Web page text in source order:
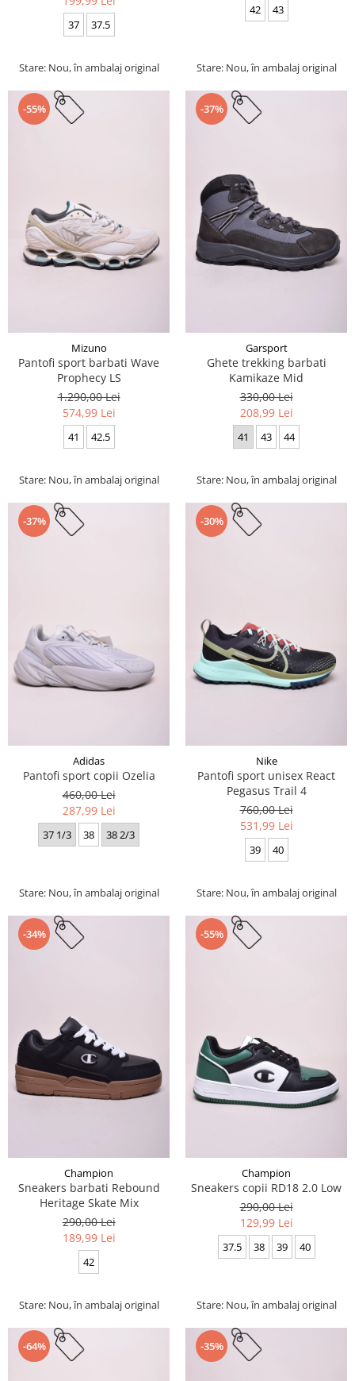
37 37.5
Stare: Nou, în ambalaj original
42 43
Stare: Nou, în ambalaj original
-55%
Mizuno
Pantofi sport barbati Wave
Prophecy LS
1.290,00 Lei
574,99 Lei
41 42.5
Stare: Nou, în ambalaj original
-37%
Garsport
Ghete trekking barbati
Kamikaze Mid
330,00 Lei
208,99 Lei
41 43 44
Stare: Nou, în ambalaj original
-37%
Adidas
Pantofi sport copii Ozelia
460,00 Lei
287,99 Lei
37 1/3 38 38 2/3
Stare: Nou, în ambalaj original
-30%
Nike
Pantofi sport unisex React
Pegasus Trail 4
760,00 Lei
531,99 Lei
39 40
Stare: Nou, în ambalaj original
-34%
Champion
Sneakers barbati Rebound
Heritage Skate Mix
290,00 Lei
189,99 Lei
42
Stare: Nou, în ambalaj original
-55%
Champion
Sneakers copii RD18 2.0 Low
290,00 Lei
129,99 Lei
37.5 38 39 40
Stare: Nou, în ambalaj original
-64% -35%